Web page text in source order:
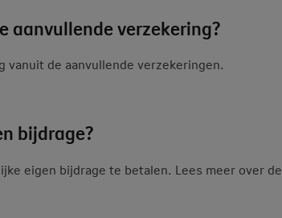
aanvullende verzekering?
vanuit de aanvullende verzekeringen.
bijdrage?
eigen bijdrage te betalen. Lees meer over de